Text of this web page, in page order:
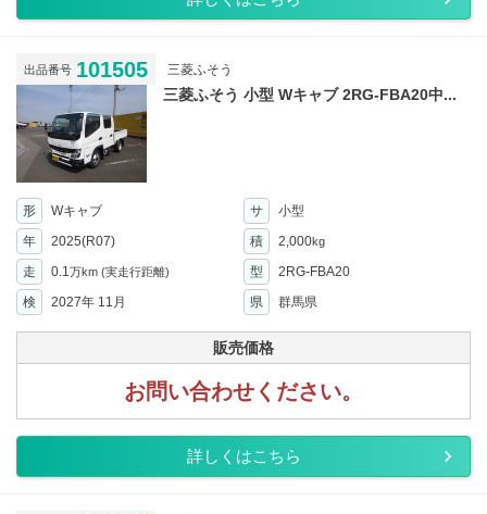
出品番号 101505 三菱ふそう
三菱ふそう 小型 Wキャブ 2RG-FBA20中...
形 Wキャブ サ
小型
年
2025(R07) 積 2,000kg
走 0.1万km (実走行距離) 型
2RG-FBA20
検
2027年 11月 県 群馬県
販売価格
お問い合わせください。
詳しくはこちら